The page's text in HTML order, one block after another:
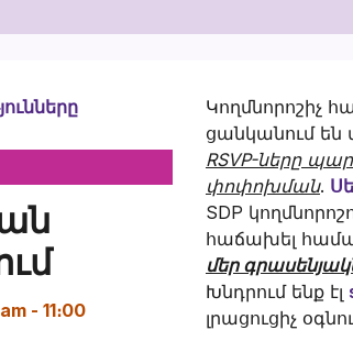
- 11։00
Կողմնորոշիչ
ցանկանում են
RSVP-ները
փոփոխման.
SDP
հաճախել
մեր
Խնդրում ենք էլ
լրացուցիչ